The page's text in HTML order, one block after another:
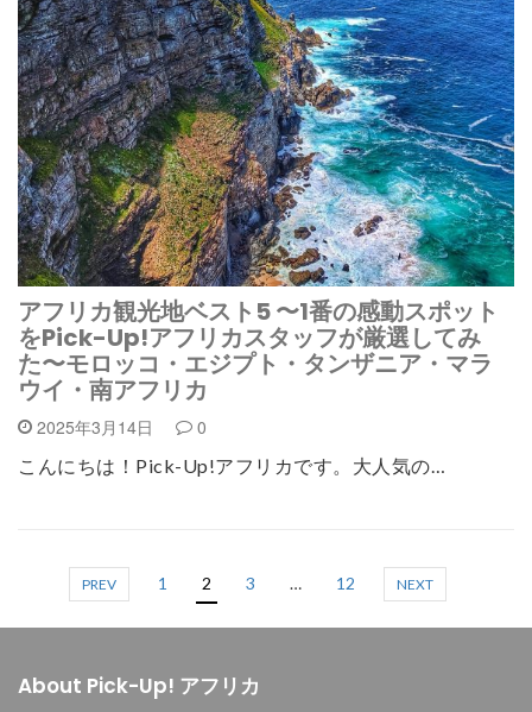
アフリカ観光地ベスト5 〜1番の感動スポット
をPick-Up!アフリカスタッフが厳選してみ
た〜モロッコ・エジプト・タンザニア・マラ
ウイ・南アフリカ
2025年3月14日 0
こんにちは！Pick-Up!アフリカです。大人気の…
PREV 1 2 3 … 12 NEXT
About Pick-Up! アフリカ